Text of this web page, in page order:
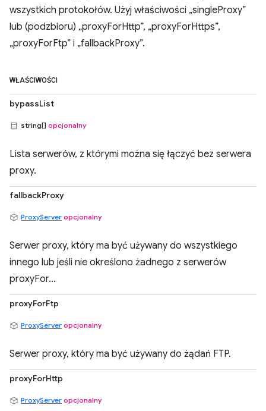
wszystkich protokołów. Użyj właściwości „singleProxy”
lub (podzbioru) „proxyForHttp”, „proxyForHttps”,
„proxyForFtp” i „fallbackProxy”.
WŁAŚCIWOŚCI
bypassList
string[] opcjonalny
Lista serwerów, z którymi można się łączyć bez serwera
proxy.
fallbackProxy
ProxyServer opcjonalny
Serwer proxy, który ma być używany do wszystkiego
innego lub jeśli nie określono żadnego z serwerów
proxyFor...
proxyForFtp
ProxyServer opcjonalny
Serwer proxy, który ma być używany do żądań FTP.
proxyForHttp
ProxyServer opcjonalny